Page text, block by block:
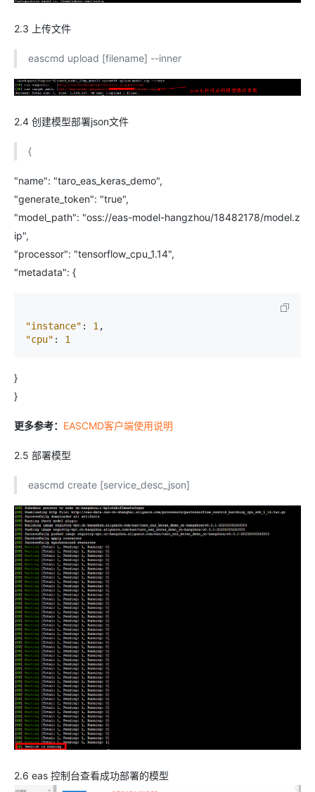
2.3 上传文件
eascmd upload [filename] --inner
2.4 创建模型部署json文件
{
"name": "taro_eas_keras_demo",
"generate_token": "true",
"model_path": "oss://eas-model-hangzhou/18482178/model.z
ip",
"processor": "tensorflow_cpu_1.14",
"metadata": {
"instance" : 1 ,
"cpu" : 1
}
}
更多参考： EASCMD客户端使用说明
2.5 部署模型
eascmd create [service_desc_json]
2.6 eas 控制台查看成功部署的模型